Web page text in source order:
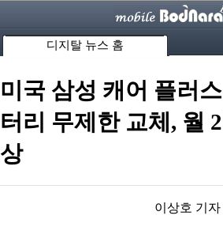
디지탈 뉴스 홈
미국 삼성 캐어 플러
터리 무제한 교체, 월
상
이상호 기자